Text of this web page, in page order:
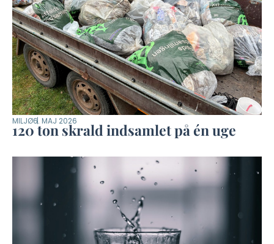
MILJØ6. MAJ 2026
120 ton skrald indsamlet på én uge